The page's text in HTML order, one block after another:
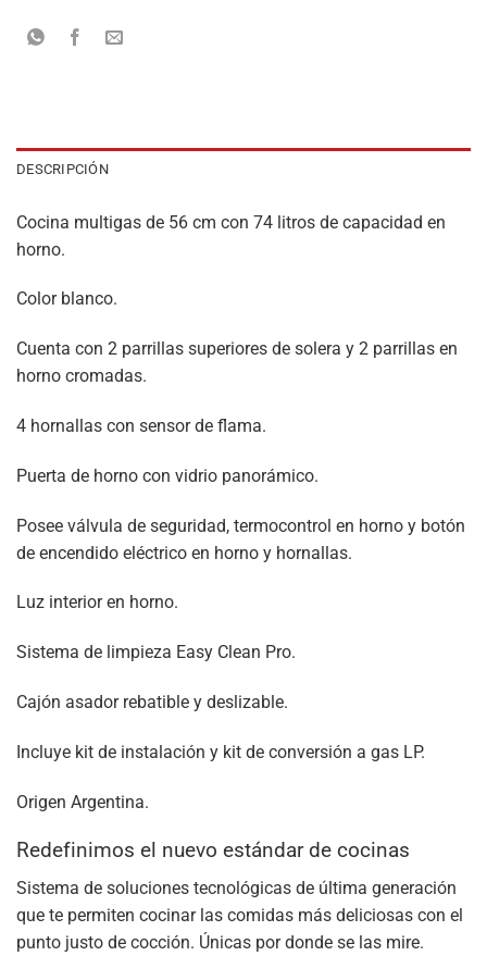
DESCRIPCIÓN
Cocina multigas de 56 cm con 74 litros de capacidad en
horno.
Color blanco.
Cuenta con 2 parrillas superiores de solera y 2 parrillas en
horno cromadas.
4 hornallas con sensor de flama.
Puerta de horno con vidrio panorámico.
Posee válvula de seguridad, termocontrol en horno y botón
de encendido eléctrico en horno y hornallas.
Luz interior en horno.
Sistema de limpieza Easy Clean Pro.
Cajón asador rebatible y deslizable.
Incluye kit de instalación y kit de conversión a gas LP.
Origen Argentina.
Redefinimos el nuevo estándar de cocinas
Sistema de soluciones tecnológicas de última generación
que te permiten cocinar las comidas más deliciosas con el
punto justo de cocción. Únicas por donde se las mire.